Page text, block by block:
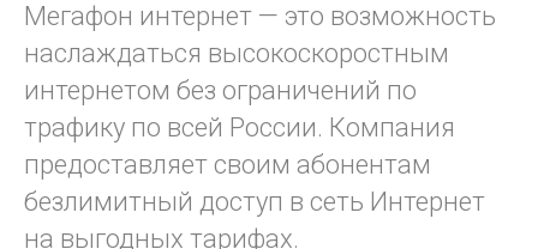
Мегафон интернет — это возможность
наслаждаться высокоскоростным
интернетом без ограничений по
трафику по всей России. Компания
предоставляет своим абонентам
безлимитный доступ в сеть Интернет
на выгодных тарифах.